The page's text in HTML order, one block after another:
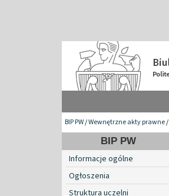
BIP PW/Wewnętrzne akty prawne/
BIP PW
Informacje ogólne
Ogłoszenia
Struktura uczelni